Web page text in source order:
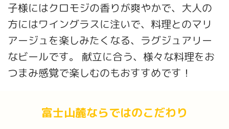
子様にはクロモジの香りが爽やかで、大人の
方にはワイングラスに注いで、料理とのマリ
アージュを楽しみたくなる、ラグジュアリー
なビールです。 献立に合う、様々な料理をお
つまみ感覚で楽しむのもおすすめです！
富士山麓ならではのこだわり